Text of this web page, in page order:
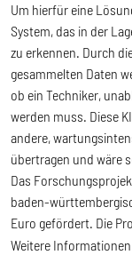
Um hierfür eine
System, das in der
zu erkennen. Durch
gesammelten Daten
ob ein Techniker,
werden muss. Diese
andere,
übertragen und wäre
Das
baden-
Euro gefördert. Die
Weitere